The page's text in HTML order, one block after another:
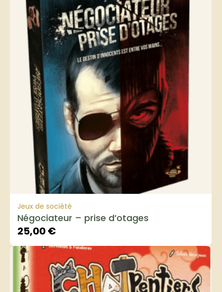
Jeux de société
Négociateur – prise d’otages
25,00€